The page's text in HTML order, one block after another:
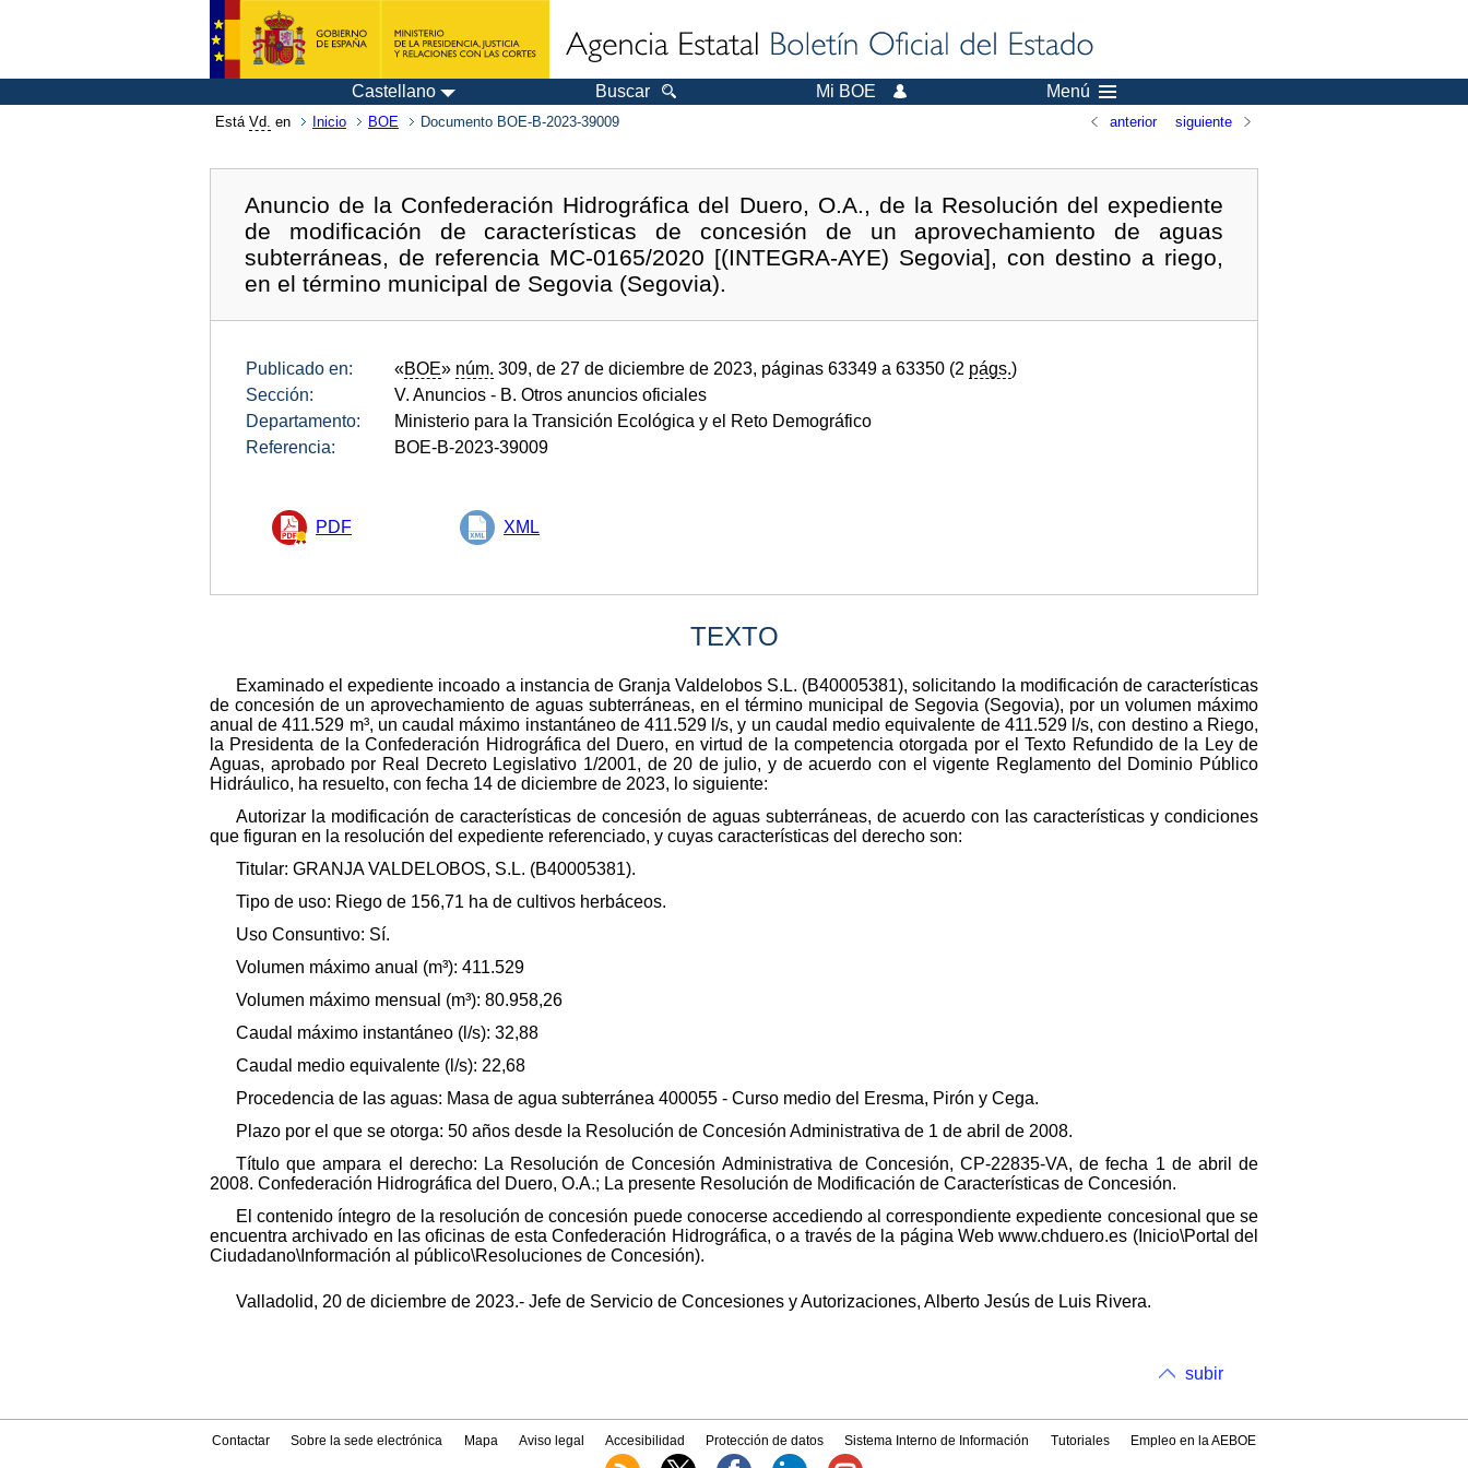
Castellano Buscar Mi BOE Menú
Está Vd. en Inicio BOE Documento BOE-B-2023-39009 anterior siguiente
Anuncio de la Confederación Hidrográfica del Duero, O.A., de la Resolución del expediente
de modificación de características de concesión de un aprovechamiento de aguas
subterráneas, de referencia MC-0165/2020 [(INTEGRA-AYE) Segovia], con destino a riego,
en el término municipal de Segovia (Segovia).
Publicado en: «BOE» núm. 309, de 27 de diciembre de 2023, páginas 63349 a 63350 (2 págs.)
Sección:
V. Anuncios - B. Otros anuncios oficiales
Departamento:
Ministerio para la Transición Ecológica y el Reto Demográfico
Referencia:
BOE-B-2023-39009
PDF XML
TEXTO
Examinado el expediente incoado a instancia de Granja Valdelobos S.L. (B40005381), solicitando la modificación de características
de concesión de un aprovechamiento de aguas subterráneas, en el término municipal de Segovia (Segovia), por un volumen máximo
anual de 411.529 m³, un caudal máximo instantáneo de 411.529 l/s, y un caudal medio equivalente de 411.529 l/s, con destino a Riego,
la Presidenta de la Confederación Hidrográfica del Duero, en virtud de la competencia otorgada por el Texto Refundido de la Ley de
Aguas, aprobado por Real Decreto Legislativo 1/2001, de 20 de julio, y de acuerdo con el vigente Reglamento del Dominio Público
Hidráulico, ha resuelto, con fecha 14 de diciembre de 2023, lo siguiente:
Autorizar la modificación de características de concesión de aguas subterráneas, de acuerdo con las características y condiciones
que figuran en la resolución del expediente referenciado, y cuyas características del derecho son:
Titular: GRANJA VALDELOBOS, S.L. (B40005381).
Tipo de uso: Riego de 156,71 ha de cultivos herbáceos.
Uso Consuntivo: Sí.
Volumen máximo anual (m³): 411.529
Volumen máximo mensual (m³): 80.958,26
Caudal máximo instantáneo (l/s): 32,88
Caudal medio equivalente (l/s): 22,68
Procedencia de las aguas: Masa de agua subterránea 400055 - Curso medio del Eresma, Pirón y Cega.
Plazo por el que se otorga: 50 años desde la Resolución de Concesión Administrativa de 1 de abril de 2008.
Título que ampara el derecho: La Resolución de Concesión Administrativa de Concesión, CP-22835-VA, de fecha 1 de abril de
2008. Confederación Hidrográfica del Duero, O.A.; La presente Resolución de Modificación de Características de Concesión.
El contenido íntegro de la resolución de concesión puede conocerse accediendo al correspondiente expediente concesional que se
encuentra archivado en las oficinas de esta Confederación Hidrográfica, o a través de la página Web www.chduero.es (Inicio\Portal del
Ciudadano\Información al público\Resoluciones de Concesión).
Valladolid, 20 de diciembre de 2023.- Jefe de Servicio de Concesiones y Autorizaciones, Alberto Jesús de Luis Rivera.
subir
Contactar Sobre la sede electrónica Mapa Aviso legal Accesibilidad Protección de datos Sistema Interno de Información Tutoriales Empleo en la AEBOE